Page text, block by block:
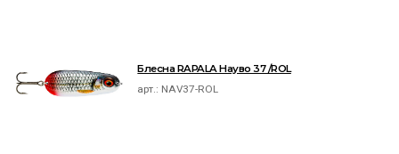
Блесна RAPALA Науво 37 /ROL
арт.: NAV37-ROL